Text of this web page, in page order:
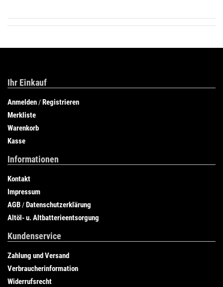
Ihr Einkauf
Anmelden /Registrieren
Merkliste
Warenkorb
Kasse
Informationen
Kontakt
Impressum
AGB /Datenschutzerklärung
Altöl- u. Altbatterieentsorgung
Kundenservice
Zahlung und Versand
Verbraucherinformation
Widerrufsrecht